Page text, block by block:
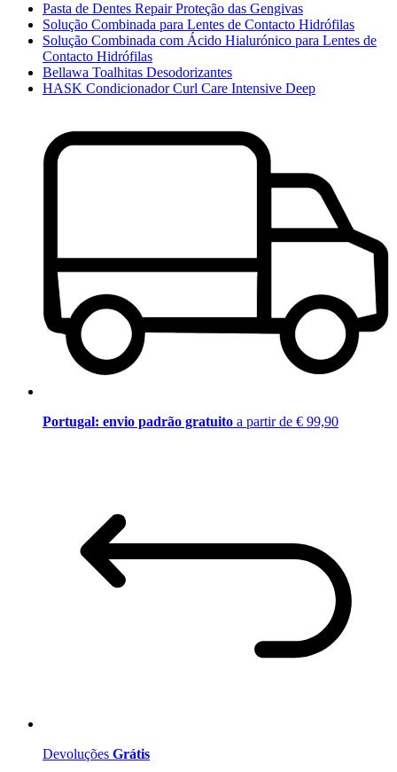
Pasta de Dentes Repair Proteção das Gengivas
Solução Combinada para Lentes de Contacto Hidrófilas
Solução Combinada com Ácido Hialurónico para Lentes de
Contacto Hidrófilas
Bellawa Toalhitas Desodorizantes
HASK Condicionador Curl Care Intensive Deep
Portugal: envio padrão gratuito a partir de € 99,90
Devoluções Grátis